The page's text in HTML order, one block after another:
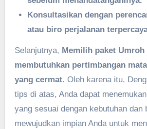
Konsultasikan dengan
atau biro perjalanan
Selanjutnya, Memilih paket
membutuhkan pertimbangan
yang cermat. Oleh karena itu,
tips di atas, Anda dapat
yang sesuai dengan kebutuhan dan
mewujudkan impian Anda untuk